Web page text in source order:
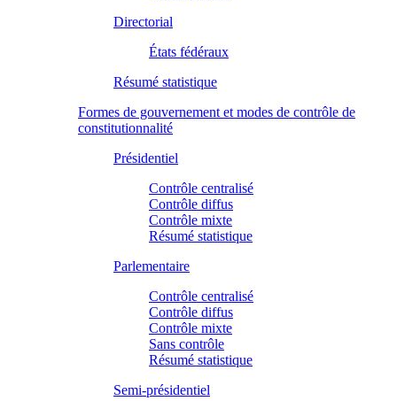
Directorial
États fédéraux
Résumé statistique
Formes de gouvernement et modes de contrôle de
constitutionnalité
Présidentiel
Contrôle centralisé
Contrôle diffus
Contrôle mixte
Résumé statistique
Parlementaire
Contrôle centralisé
Contrôle diffus
Contrôle mixte
Sans contrôle
Résumé statistique
Semi-présidentiel